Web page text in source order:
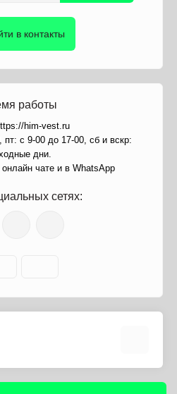
в контакты
работы
him-vest.ru
пт: с 9-00 до 17-00, сб и вскр:
дни.
чате и в WhatsApp
сетях: